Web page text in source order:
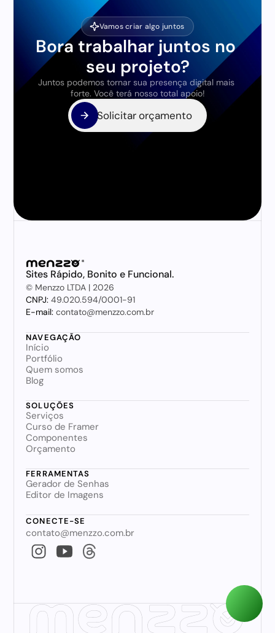
Vamos criar algo juntos
Bora trabalhar juntos no
seu projeto?
Juntos podemos tornar sua presença digital mais
forte. Você terá nosso total apoio!
Solicitar orçamento
Sites Rápido, Bonito e Funcional.
© Menzzo LTDA | 2026
CNPJ: 49.020.594/0001-91
E-mail: contato@menzzo.com.br
NAVEGAÇÃO
Início
Portfólio
Quem somos
Blog
SOLUÇÕES
Serviços
Curso de Framer
Componentes
Orçamento
FERRAMENTAS
Gerador de Senhas
Editor de Imagens
CONECTE-SE
contato@menzzo.com.br